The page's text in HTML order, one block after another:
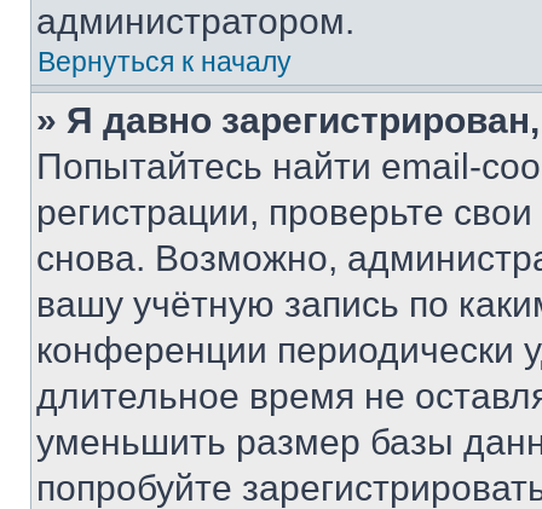
администратором.
Вернуться к началу
» Я давно
Попытайтесь найти email-
регистрации, проверьте
снова. Возможно,
вашу учётную запись по
конференции периодически
длительное время не
уменьшить размер базы
попробуйте